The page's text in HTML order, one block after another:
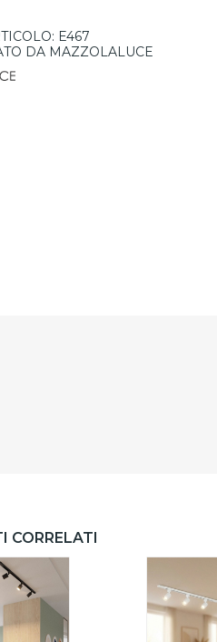
100 cm, è dotato di
liberamente lungo il binario
il carico su tre fasi, migliorando
lineare ed essenziale
IP20, è destinato all'uso
E467
DA MAZZOLALUCE
CORRELATI